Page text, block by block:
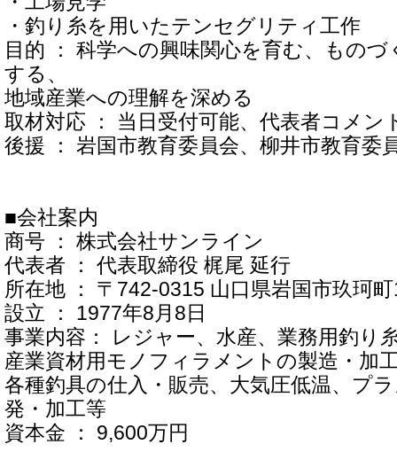
・釣り糸を用いたテンセグリティ工作
目的 ： 科学への興味関心を育む、もの
する、
地域産業への理解を深める
取材対応 ： 当日受付可能、代表者コメン
後援 ： 岩国市教育委員会、柳井市教育委
■会社案内
商号 ： 株式会社サンライン
代表者 ： 代表取締役 梶尾 延行
所在地 ： 〒742-0315 山口県岩国市玖珂
設立 ： 1977年8月8日
事業内容： レジャー、水産、業務用釣り
産業資材用モノフィラメントの製造・加
各種釣具の仕入・販売、大気圧低温、プ
発・加工等
資本金 ： 9,600万円